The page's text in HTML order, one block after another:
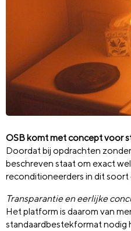
OSB komt met concept voor
Doordat bij opdrachten
beschreven staat om exact
reconditioneerders in dit soort
Transparantie en eerlijke
Het platform is daarom van
standaardbestekformat nodig